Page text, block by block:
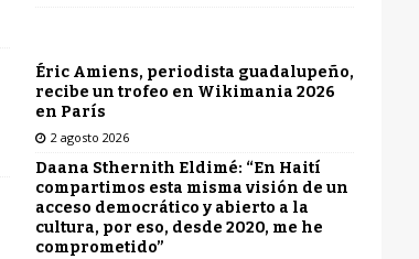
Éric Amiens, periodista guadalupeño,
recibe un trofeo en Wikimania 2026
en París
2 agosto 2026
Daana Sthernith Eldimé: “En Haití
compartimos esta misma visión de un
acceso democrático y abierto a la
cultura, por eso, desde 2020, me he
comprometido”